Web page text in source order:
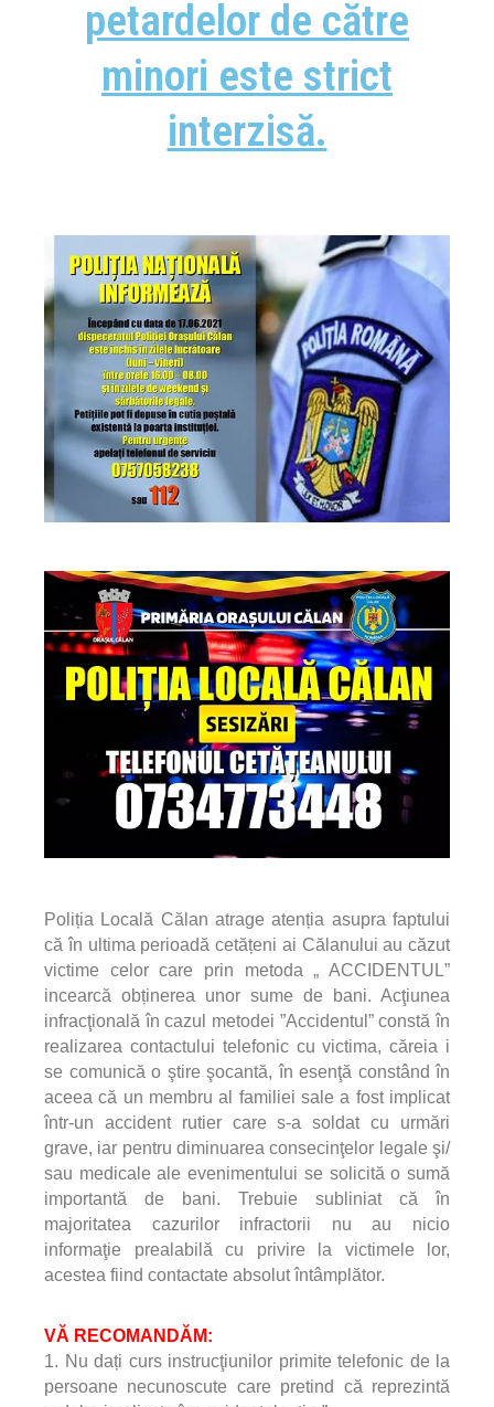
petardelor de către
minori este strict
interzisă.
Poliția Locală Călan atrage atenția asupra faptului
că în ultima perioadă cetățeni ai Călanului au căzut
victime celor care prin metoda „ ACCIDENTUL”
incearcă obținerea unor sume de bani. Acţiunea
infracţională în cazul metodei ”Accidentul” constă în
realizarea contactului telefonic cu victima, căreia i
se comunică o ştire şocantă, în esenţă constând în
aceea că un membru al familiei sale a fost implicat
într-un accident rutier care s-a soldat cu urmări
grave, iar pentru diminuarea consecinţelor legale şi/
sau medicale ale evenimentului se solicită o sumă
importantă de bani. Trebuie subliniat că în
majoritatea cazurilor infractorii nu au nicio
informaţie prealabilă cu privire la victimele lor,
acestea fiind contactate absolut întâmplător.
VĂ RECOMANDĂM:
1. Nu dați curs instrucţiunilor primite telefonic de la
persoane necunoscute care pretind că reprezintă